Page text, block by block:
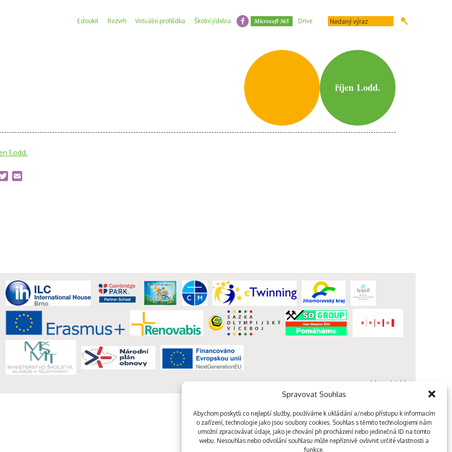
Spravovat Souhlas
Abychom poskytli co nejlepší služby, používáme k ukládání a/nebo přístupu k informacím
o zařízení, technologie jako jsou soubory cookies. Souhlas s těmito technologiemi nám
umožní zpracovávat údaje, jako je chování při procházení nebo jedinečná ID na tomto
webu. Nesouhlas nebo odvolání souhlasu může nepříznivě ovlivnit určité vlastnosti a
funkce.
Edookit Rozvrh Virtuální prohlídka Školní jídelna Microsoft 365 Drive
říjen 1.odd.
1.odd.
Twitter
webdesign kutululu